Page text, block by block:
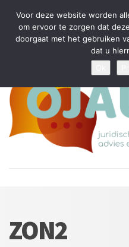
Tijdelijke stop: wegens drukte
en vragen
Algemene Voorwaarden
ZON2
Voor deze website worden
om ervoor te zorgen dat
doorgaat met het gebruiken
dat u